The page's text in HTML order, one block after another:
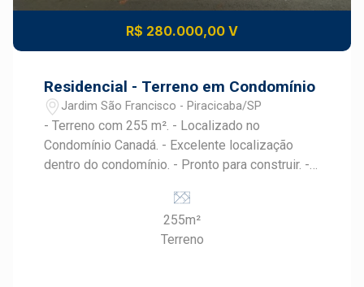
R$ 280.000,00 V
Residencial - Terreno em Condomínio
Jardim São Francisco - Piracicaba/SP
- Terreno com 255 m². - Localizado no
Condomínio Canadá. - Excelente localização
dentro do condomínio. - Pronto para construir. -
- Área de lazer completa para toda a família. -
Ótima infraestrutura e qualidade de vida.
255m²
Terreno